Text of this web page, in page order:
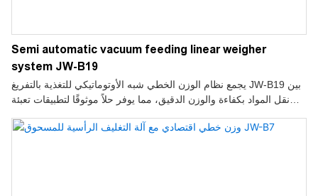
Semi automatic vacuum feeding linear weigher
system JW-B19
يجمع نظام الوزن الخطي شبه الأوتوماتيكي للتغذية بالتفريغ JW-B19 بين
نقل المواد بكفاءة والوزن الدقيق، مما يوفر حلاً موثوقًا لتطبيقات تعبئة